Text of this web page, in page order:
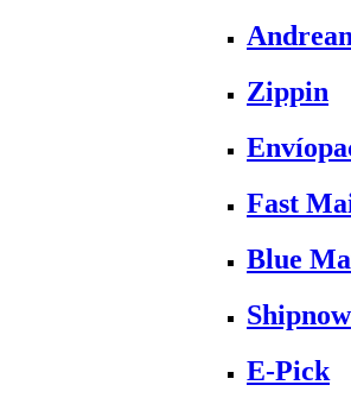
Zippin
Fast
Blue
Shipnow
E-Pick